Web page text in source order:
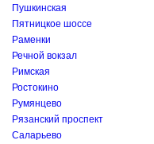
Пушкинская
Пятницкое шоссе
Раменки
Речной вокзал
Римская
Ростокино
Румянцево
Рязанский проспект
Саларьево